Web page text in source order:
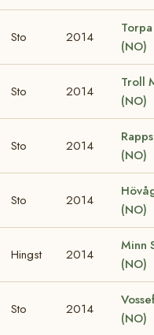
Sto 2014
(NO)
Sto 2014
Troll
(NO)
Sto 2014
(NO)
Sto 2014
(NO)
Hingst 2014
Minn
(NO)
Sto 2014
(NO)